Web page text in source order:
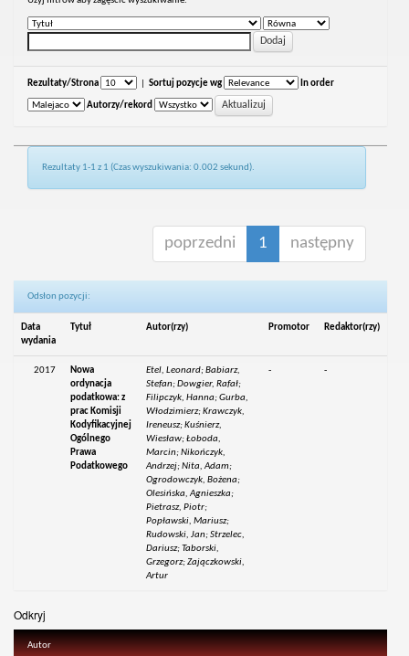
Rezultaty/Strona Sortuj pozycje wg In order
Autorzy/rekord
Rezultaty 1-1 z 1 (Czas wyszukiwania: 0.002 sekund).
poprzedni 1 następny
Odsłon pozycji:
Data
wydania
Tytuł Autor(rzy) Promotor Redaktor(rzy)
2017
Nowa
ordynacja
podatkowa: z
prac Komisji
Kodyfikacyjnej
Ogólnego
Prawa
Podatkowego
Etel, Leonard; Babiarz,
Stefan; Dowgier, Rafał;
Filipczyk, Hanna; Gurba,
Włodzimierz; Krawczyk,
Ireneusz; Kuśnierz,
Wiesław; Łoboda,
Marcin; Nikończyk,
Andrzej; Nita, Adam;
Ogrodowczyk, Bożena;
Olesińska, Agnieszka;
Pietrasz, Piotr;
Popławski, Mariusz;
Rudowski, Jan; Strzelec,
Dariusz; Taborski,
Grzegorz; Zajączkowski,
Artur
- -
Odkryj
Autor